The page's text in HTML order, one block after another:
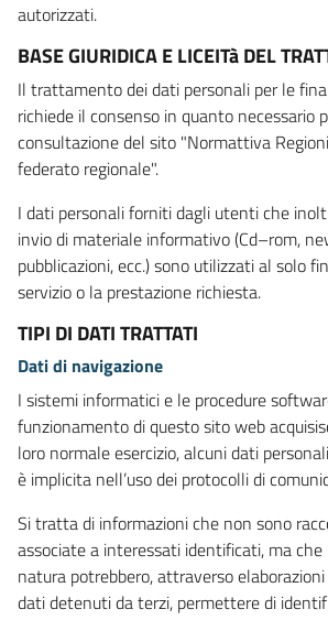
autorizzati.
BASE GIURIDICA E LICEITà DEL
Il trattamento dei dati personali per le
richiede il consenso in quanto necessario
consultazione del sito "Normattiva
federato regionale".
I dati personali forniti dagli utenti che
invio di materiale informativo (Cd–rom,
pubblicazioni, ecc.) sono utilizzati al solo
servizio o la prestazione richiesta.
TIPI DI DATI TRATTATI
Dati di navigazione
I sistemi informatici e le procedure
funzionamento di questo sito web
loro normale esercizio, alcuni dati
è implicita nell’uso dei protocolli di
Si tratta di informazioni che non sono
associate a interessati identificati, ma
natura potrebbero, attraverso
dati detenuti da terzi, permettere di